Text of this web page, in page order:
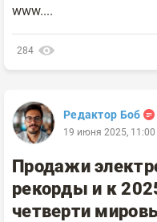
www....
284
Редактор Боб
19 июня 2025, 11:00
Продажи
рекорды и к
четверти